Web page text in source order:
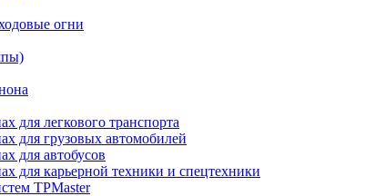
огни
для легкового транспорта
для грузовых автомобилей
для автобусов
для карьерной техники и спецтехники
TPMaster